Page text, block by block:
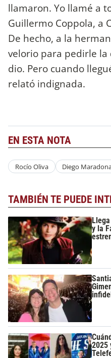
llamaron. Yo llamé a
Guillermo Coppola, a
De hecho, a la
velorio para pedirle la
dio. Pero cuando
relató indignada.
EN ESTA NOTA
Rocío Oliva Diego
TAMBIÉN TE PUEDE
y la
2025